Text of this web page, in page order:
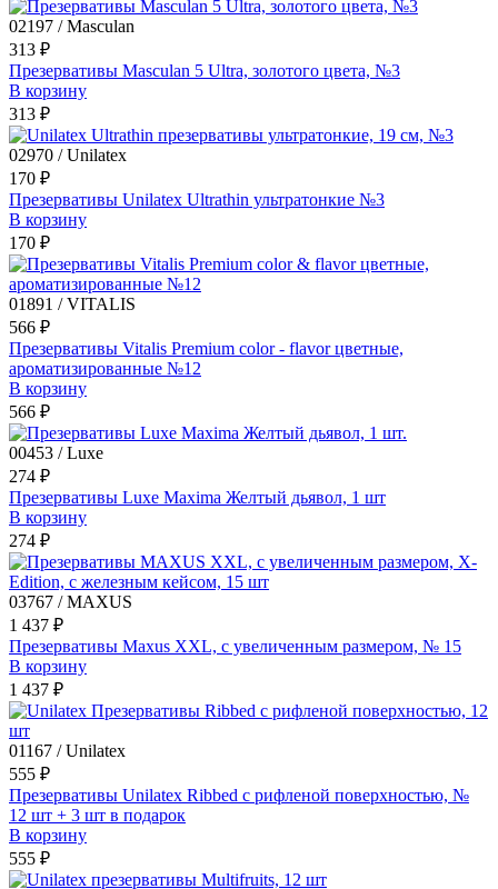
02197 / Masculan
313 ₽
Презервативы Masculan 5 Ultra, золотого цвета, №3
В корзину
313 ₽
02970 / Unilatex
170 ₽
Презервативы Unilatex Ultrathin ультратонкие №3
В корзину
170 ₽
01891 / VITALIS
566 ₽
Презервативы Vitalis Premium color - flavor цветные,
ароматизированные №12
В корзину
566 ₽
00453 / Luxe
274 ₽
Презервативы Luxe Maxima Желтый дьявол, 1 шт
В корзину
274 ₽
03767 / MAXUS
1 437 ₽
Презервативы Maxus XXL, с увеличенным размером, № 15
В корзину
1 437 ₽
01167 / Unilatex
555 ₽
Презервативы Unilatex Ribbed с рифленой поверхностью, №
12 шт + 3 шт в подарок
В корзину
555 ₽